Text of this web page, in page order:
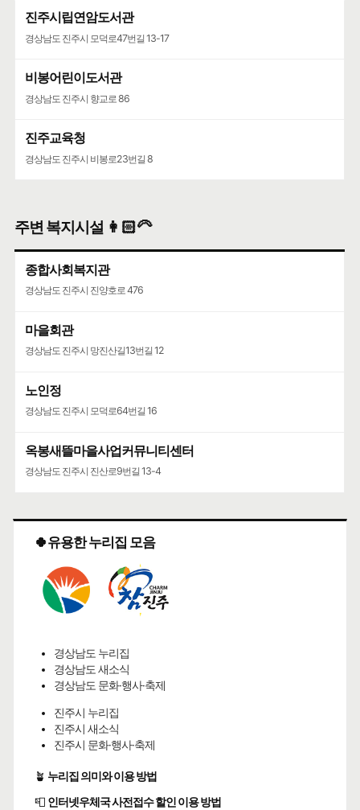
진주시립연암도서관
경상남도 진주시 모덕로47번길 13-17
비봉어린이도서관
경상남도 진주시 향교로 86
진주교육청
경상남도 진주시 비봉로23번길 8
주변 복지시설 👩🏻‍🦳
종합사회복지관
경상남도 진주시 진양호로 476
마을회관
경상남도 진주시 망진산길13번길 12
노인정
경상남도 진주시 모덕로64번길 16
옥봉새뜰마을사업커뮤니티센터
경상남도 진주시 진산로9번길 13-4
🍀유용한 누리집 모음
경상남도 누리집
경상남도 새소식
경상남도 문화·행사·축제
진주시 누리집
진주시 새소식
진주시 문화·행사·축제
🪴 누리집 의미와 이용 방법
📮 인터넷우체국 사전접수 할인 이용 방법